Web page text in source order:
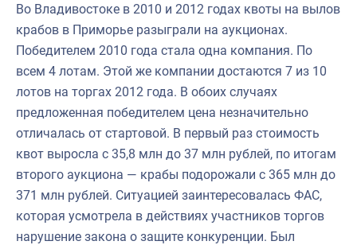
Во Владивостоке в 2010 и 2012 годах квоты на вылов
крабов в Приморье разыграли на аукционах.
Победителем 2010 года стала одна компания. По
всем 4 лотам. Этой же компании достаются 7 из 10
лотов на торгах 2012 года. В обоих случаях
предложенная победителем цена незначительно
отличалась от стартовой. В первый раз стоимость
квот выросла с 35,8 млн до 37 млн рублей, по итогам
второго аукциона — крабы подорожали с 365 млн до
371 млн рублей. Ситуацией заинтересовалась ФАС,
которая усмотрела в действиях участников торгов
нарушение закона о защите конкуренции. Был